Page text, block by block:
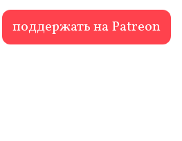
поддержать на Patreon